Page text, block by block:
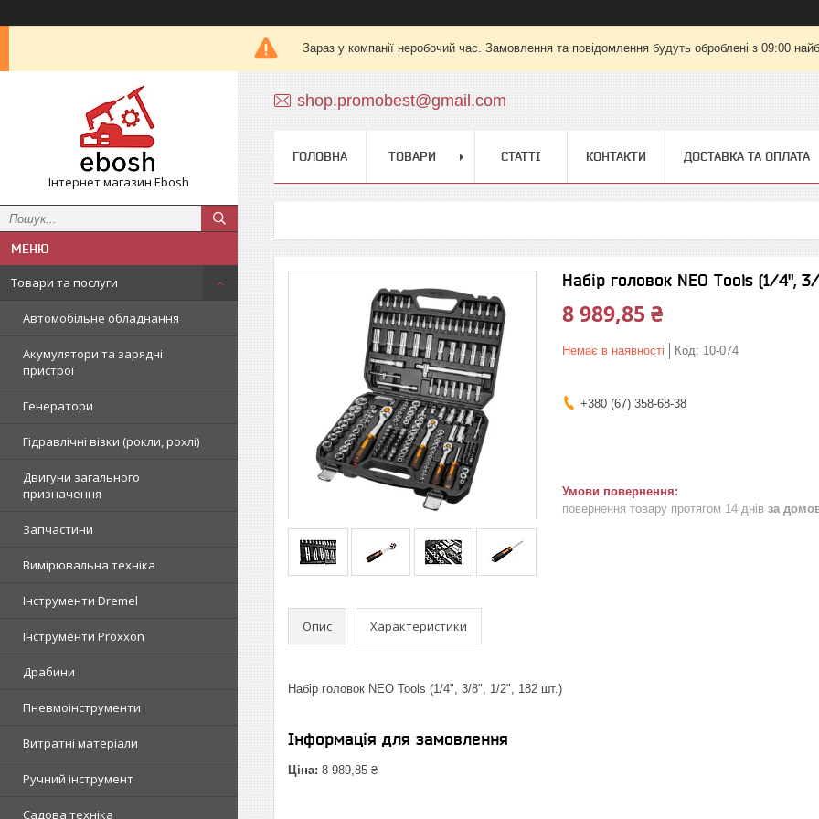
Зараз у компанії неробочий час. Замовлення та повідомлення будуть оброблені з 09:00
Інтернет магазин Ebosh
Товари та послуги
Автомобільне обладнання
Акумулятори та зарядні
пристрої
Генератори
Гідравлічні візки (рокли, рохлі)
Двигуни загального
призначення
Запчастини
Вимірювальна техніка
Інструменти Dremel
Інструменти Proxxon
Драбини
Пневмоінструменти
Витратні матеріали
Ручний інструмент
Садова техніка
shop.promobest@gmail.com
ГОЛОВНА ТОВАРИ СТАТТІ КОНТАКТИ ДОСТАВКА ТА ОПЛАТА
Набір головок NEO Tools (1/4",
8 989,85 ₴
Немає в наявності Код: 10-074
+380 (67) 358-68-38
повернення товару протягом 14 днів за
Опис Характеристики
Набір головок NEO Tools (1/4", 3/8", 1/2", 182 шт.)
Інформація для замовлення
Ціна: 8 989,85 ₴